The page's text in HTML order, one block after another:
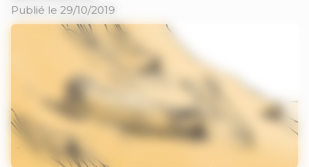
Publié le 29/10/2019